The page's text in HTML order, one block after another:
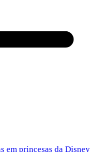
em princesas da Disney